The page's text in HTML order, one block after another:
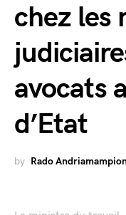
chez les
avocats
d’Etat
by Rado